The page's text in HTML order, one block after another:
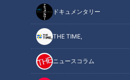
ドキュメンタリー
THE TIME,
ニュースコラム
舎の風景にポツンと佇むどこにでも
ームから眺める幼稚園の後方へと沈
された。筆者にとって子どもの頃か
かけがえのない故郷のひとつ。まさ
プロ野球選手に出会えるなんて―。
いう思いがけない感動から勝手に